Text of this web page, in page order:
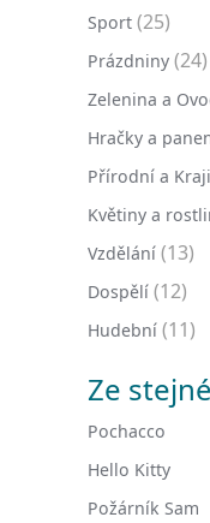
Sport (25)
Prázdniny (24)
Zelenina a
Hračky a
Přírodní a
Květiny a
Vzdělání (13)
Dospělí (12)
Hudební (11)
Ze
Pochacco
Hello Kitty
Požárník Sam